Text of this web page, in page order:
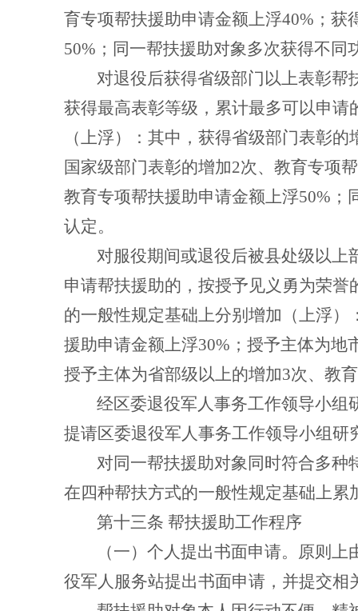
育专项帮扶援助申请金额上浮40% ；获
50% ；同一帮扶援助对象多次获得不
对退役后获得省级部门以上表彰帮
获得最高表彰等级，累计最多可以申
（上浮）：其中，获得省级部门表彰的
国家级部门表彰的增加2次、教育专项
教育专项帮扶援助申请金额上浮50% ；
认定。
对服役期间或退役后被县处级以上
申请帮扶援助的，按授予见义勇为荣
的一般性规定基础上分别增加（上浮
援助申请金额上浮30% ；授予主体为地
授予主体为省部级以上的增加3次、教
经区委退役军人事务工作领导小组
提请区委退役军人事务工作领导小组研
对同一帮扶援助对象同时符合多种
在四种帮扶方式的一般性规定基础上累
第十三条 帮扶援助工作程序
（一）个人提出书面申请。 原则上
役军人服务站提出书面申请，并提交相